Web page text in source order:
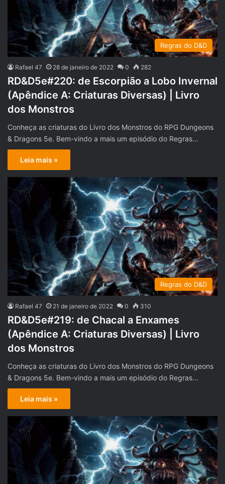
Regras do D&D
Rafael 47 28 de janeiro de 2022 0 282
RD&D5e#220: de Escorpião a Lobo Invernal
(Apêndice A: Criaturas Diversas) | Livro
dos Monstros
Conheça as criaturas do Livro dos Monstros do RPG Dungeons
& Dragons 5e. Bem-vindo a mais um episódio do Regras…
Leia mais »
Regras do D&D
Rafael 47 21 de janeiro de 2022 0 310
RD&D5e#219: de Chacal a Enxames
(Apêndice A: Criaturas Diversas) | Livro
dos Monstros
Conheça as criaturas do Livro dos Monstros do RPG Dungeons
& Dragons 5e. Bem-vindo a mais um episódio do Regras…
Leia mais »